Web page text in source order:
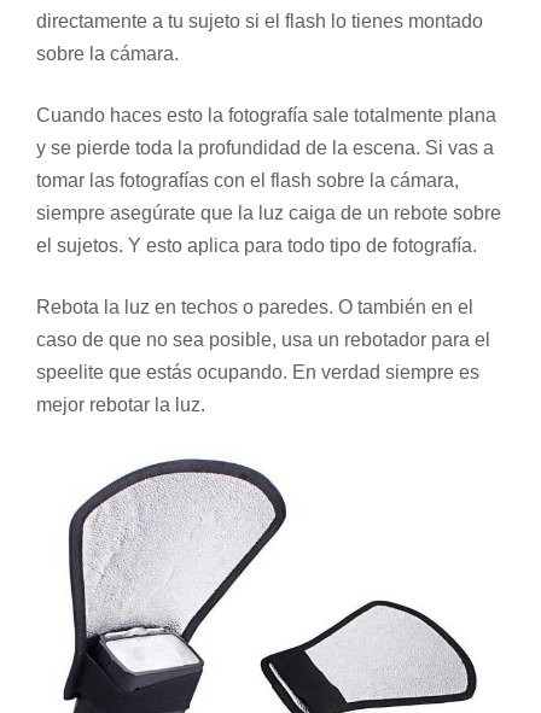
directamente a tu sujeto si el flash lo tienes montado
sobre la cámara.
Cuando haces esto la fotografía sale totalmente plana
y se pierde toda la profundidad de la escena. Si vas a
tomar las fotografías con el flash sobre la cámara,
siempre asegúrate que la luz caiga de un rebote sobre
el sujetos. Y esto aplica para todo tipo de fotografía.
Rebota la luz en techos o paredes. O también en el
caso de que no sea posible, usa un rebotador para el
speelite que estás ocupando. En verdad siempre es
mejor rebotar la luz.